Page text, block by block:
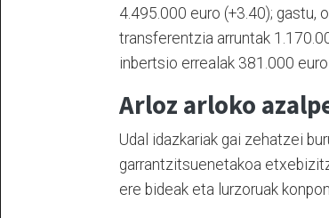
4.495.000 euro (+3.40); gastu,
transferentzia arruntak
inbertsio errealak 381.000 euro
Arloz arloko
Udal idazkariak gai zehatzei
garrantzitsuenetakoa
ere bideak eta lurzoruak